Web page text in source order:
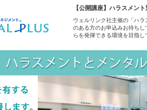
【公開講座】ハラスメン
ウェルリンク社主催の「ハ
のある方のお申込みお待ち
らを発揮できる環境を目指し